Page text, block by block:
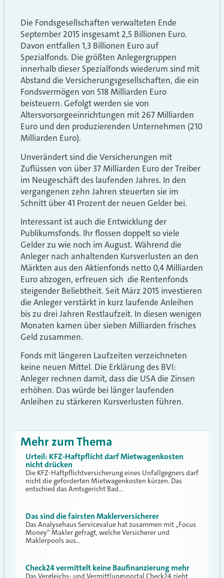
Die Fondsgesellschaften verwalteten Ende
September 2015 insgesamt 2,5 Billionen Euro.
Davon entfallen 1,3 Billionen Euro auf
Spezialfonds. Die größten Anlegergruppen
innerhalb dieser Spezialfonds wiederum sind mit
Abstand die Versicherungsgesellschaften, die ein
Fondsvermögen von 518 Milliarden Euro
beisteuern. Gefolgt werden sie von
Altersvorsorgeeinrichtungen mit 267 Milliarden
Euro und den produzierenden Unternehmen (210
Milliarden Euro).
Unverändert sind die Versicherungen mit
Zuflüssen von über 37 Milliarden Euro der Treiber
im Neugeschäft des laufenden Jahres. In den
vergangenen zehn Jahren steuerten sie im
Schnitt über 41 Prozent der neuen Gelder bei.
Interessant ist auch die Entwicklung der
Publikumsfonds. Ihr flossen doppelt so viele
Gelder zu wie noch im August. Während die
Anleger nach anhaltenden Kursverlusten an den
Märkten aus den Aktienfonds netto 0,4 Milliarden
Euro abzogen, erfreuen sich die Rentenfonds
steigender Beliebtheit. Seit März 2015 investieren
die Anleger verstärkt in kurz laufende Anleihen
bis zu drei Jahren Restlaufzeit. In diesen wenigen
Monaten kamen über sieben Milliarden frisches
Geld zusammen.
Fonds mit längeren Laufzeiten verzeichneten
keine neuen Mittel. Die Erklärung des BVI:
Anleger rechnen damit, dass die USA die Zinsen
erhöhen. Das würde bei länger laufenden
Anleihen zu stärkeren Kursverlusten führen.
Mehr zum Thema
Urteil: KFZ-Haftpflicht darf Mietwagenkosten
nicht drücken
Die KFZ-Haftpflichtversicherung eines Unfallgegners darf
nicht die geforderten Mietwagenkosten kürzen. Das
entschied das Amtsgericht Bad…
Das sind die fairsten Maklerversicherer
Das Analysehaus Servicevalue hat zusammen mit „Focus
Money“ Makler gefragt, welche Versicherer und
Maklerpools aus…
Check24 vermittelt keine Baufinanzierung mehr